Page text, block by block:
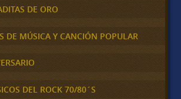
DE ORO
DE MÚSICA Y CANCIÓN POPULAR
DEL ROCK 70/80´S